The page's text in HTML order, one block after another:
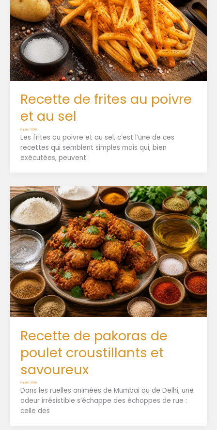
Recette de frites au poivre
et au sel
6 juillet 2026
Les frites au poivre et au sel, c’est l’une de ces
recettes qui semblent simples mais qui, bien
exécutées, peuvent
Recette de pakoras de
poulet croustillants et
savoureux
6 juillet 2026
Dans les ruelles animées de Mumbai ou de Delhi, une
odeur irrésistible s’échappe des échoppes de rue :
celle des